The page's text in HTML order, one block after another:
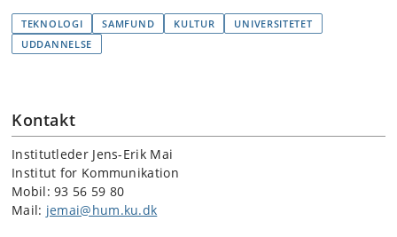
TEKNOLOGI SAMFUND KULTUR
UNIVERSITETET
UDDANNELSE
Kontakt
Institutleder Jens-Erik Mai
Institut for Kommunikation
Mobil: 93 56 59 80
Mail: jemai@hum.ku.dk